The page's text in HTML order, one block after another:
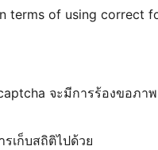
terms of using correct
จะมีการร้องขอภ
เก็บสถิติไปด้วย